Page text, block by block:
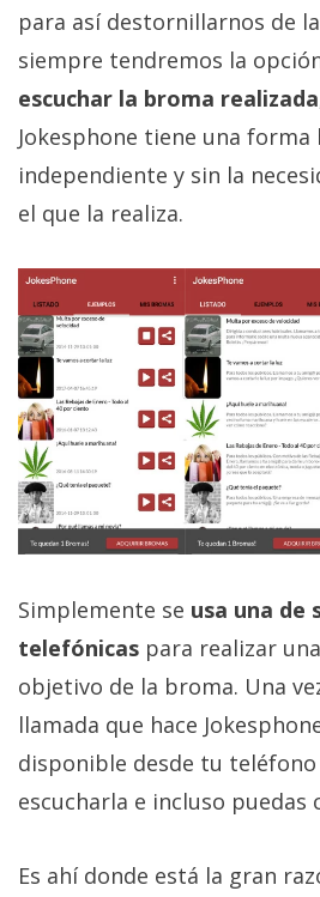
Cambiar
opciones
de
privacidad
Aviso
Legal
El medio de
comunicación
digital donde
encontrarás
todas las
noticias sobre
tecnología,
móviles,
ordenadores,
apps,
informática,
videojuegos,
comparativas,
tutoriales.
El Grupo
Informático
(CC) 2006-
2026.Algunos
derechos
reservados.
para así destornillarnos de
siempre tendremos la
escuchar la broma realizada
Jokesphone tiene una
independiente y sin la
el que la realiza.
Simplemente se usa una de
telefónicas para realizar
objetivo de la broma. Una
llamada que hace
disponible desde tu
escucharla e incluso puedas
Es ahí donde está la gran